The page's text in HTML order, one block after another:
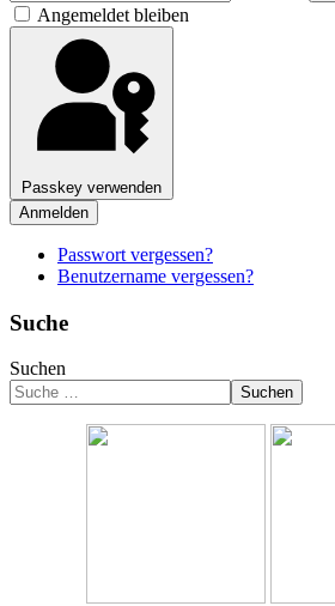
Angemeldet bleiben
Passkey verwenden
Anmelden
Passwort vergessen?
Benutzername vergessen?
Suche
Suchen
Suchen